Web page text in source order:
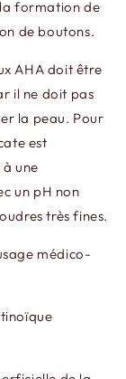
formation de
de boutons.
AHA doit être
il ne doit pas
la peau. Pour
est
une
un pH non
très fines.
médico-